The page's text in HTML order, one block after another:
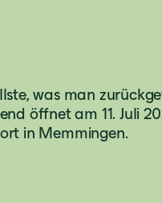
was man
öffnet am 11. Juli
in Memmingen.